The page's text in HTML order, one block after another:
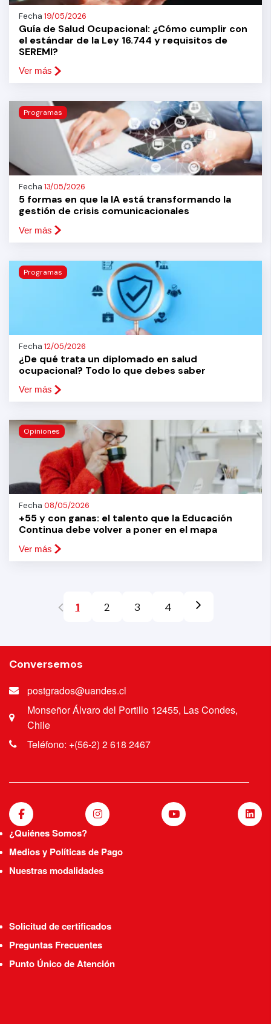
Fecha 19/05/2026
Guía de Salud Ocupacional: ¿Cómo cumplir con
el estándar de la Ley 16.744 y requisitos de
SEREMI?
Ver más
Programas
Fecha 13/05/2026
5 formas en que la IA está transformando la
gestión de crisis comunicacionales
Ver más
Programas
Fecha 12/05/2026
¿De qué trata un diplomado en salud
ocupacional? Todo lo que debes saber
Ver más
Opiniones
Fecha 08/05/2026
+55 y con ganas: el talento que la Educación
Continua debe volver a poner en el mapa
Ver más
1 2 3 4
Conversemos
postgrados@uandes.cl
Monseñor Álvaro del Portillo 12455, Las Condes,
Chile
Teléfono: +(56-2) 2 618 2467
¿Quiénes Somos?
Medios y Políticas de Pago
Nuestras modalidades
Solicitud de certificados
Preguntas Frecuentes
Punto Único de Atención